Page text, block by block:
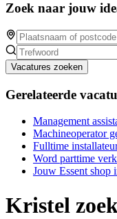
Zoek naar jouw
Vacatures zoeken
Gerelateerde
Management
Machineoperator
Fulltime
Word parttime
Jouw Essent shop
Kristel